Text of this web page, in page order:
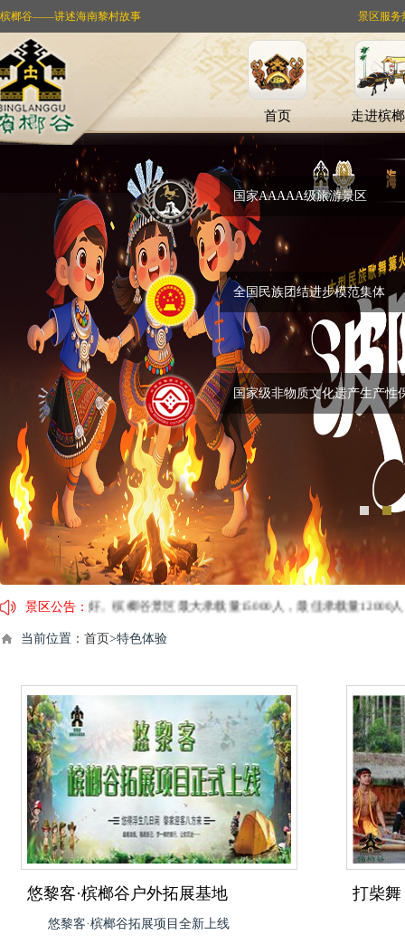
槟榔谷——讲述海南黎村故事 景区服务
首页 走进槟
国家AAAAA级旅游景区
全国民族团结进步模范集体
国家级非物质文化遗产生产性
景区公告：
朋友：您好。槟榔谷景区最大承载量15000人，最佳承载量12000人
，景区运营时间及演出时间有调整，具体安排：1月24日（除夕）
当前位置： 首页>特色体验
悠黎客·槟榔谷户外拓展基地
悠黎客·槟榔谷拓展项目全新上线
打柴舞